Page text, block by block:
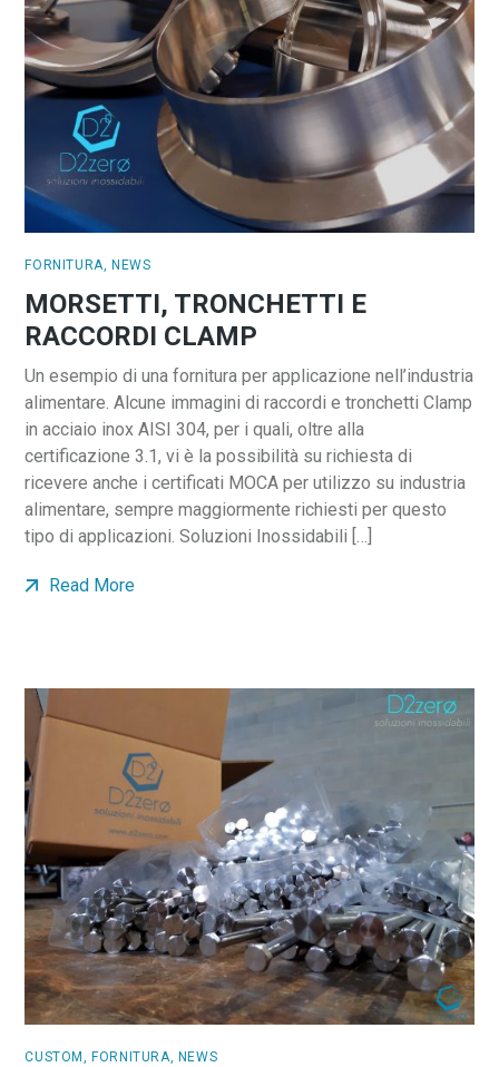
FORNITURA NEWS
MORSETTI, TRONCHETTI E
RACCORDI CLAMP
Un esempio di una fornitura per applicazione nell’industria
alimentare. Alcune immagini di raccordi e tronchetti Clamp
in acciaio inox AISI 304, per i quali, oltre alla
certificazione 3.1, vi è la possibilità su richiesta di
ricevere anche i certificati MOCA per utilizzo su industria
alimentare, sempre maggiormente richiesti per questo
tipo di applicazioni. Soluzioni Inossidabili […]
Read More
CUSTOM , FORNITURA, NEWS